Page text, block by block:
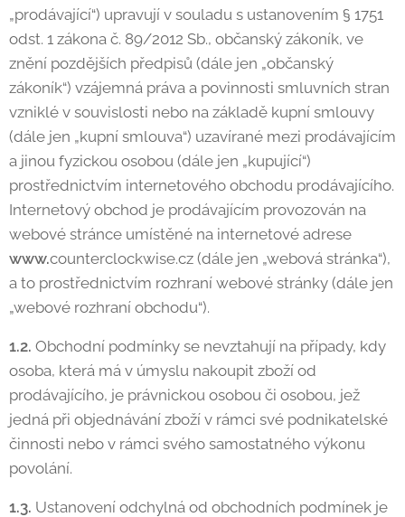
„prodávající“) upravují v souladu s ustanovením § 1751
odst. 1 zákona č. 89/2012 Sb., občanský zákoník, ve
znění pozdějších předpisů (dále jen „občanský
zákoník“) vzájemná práva a povinnosti smluvních stran
vzniklé v souvislosti nebo na základě kupní smlouvy
(dále jen „kupní smlouva“) uzavírané mezi prodávajícím
a jinou fyzickou osobou (dále jen „kupující“)
prostřednictvím internetového obchodu prodávajícího.
Internetový obchod je prodávajícím provozován na
webové stránce umístěné na internetové adrese
www.counterclockwise.cz (dále jen „webová stránka“),
a to prostřednictvím rozhraní webové stránky (dále jen
„webové rozhraní obchodu“).
1.2. Obchodní podmínky se nevztahují na případy, kdy
osoba, která má v úmyslu nakoupit zboží od
prodávajícího, je právnickou osobou či osobou, jež
jedná při objednávání zboží v rámci své podnikatelské
činnosti nebo v rámci svého samostatného výkonu
povolání.
1.3. Ustanovení odchylná od obchodních podmínek je